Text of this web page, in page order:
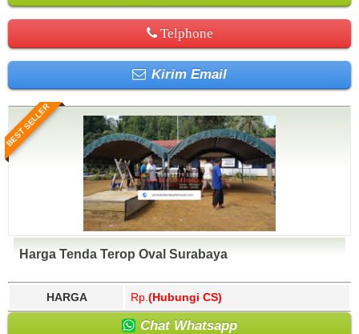
Telphone
Kirim Email
BEST SELLER
Harga Tenda Terop Oval Surabaya
HARGA Rp. (Hubungi CS)
Chat Whatsapp